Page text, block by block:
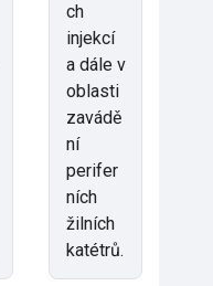
ch
injekcí
a dále v
oblasti
zavádě
ní
perifer
ních
žilních
katétrů.